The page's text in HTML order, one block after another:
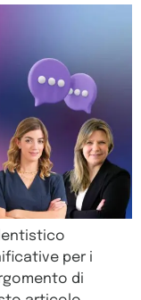
per i
di